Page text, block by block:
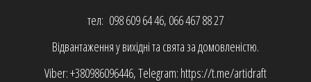
тел: 098 609 64 46, 066 467 88 27
Відвантаження у вихідні та свята за домовленістю.
Viber:+380986096446, Telegram: https://t.me/artidraft